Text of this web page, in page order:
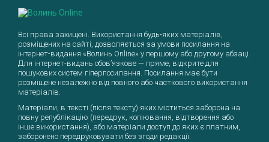
Всі права захищені. Використання будь-яких матеріалів,
розміщених на сайті, дозволяється за умови посилання на
інтернет-видання «Волинь Online» у першому або другому абзаці.
Для інтернет-видань обов’язкове — пряме, відкрите для
пошукових систем гіперпосилання. Посилання має бути
розміщене незалежно від повного або часткового використання
матеріалів.
Матеріали, в тексті (після тексту) яких міститься заборона на
повну републікацію (передрук, копіювання, відтворення або
інше використання), або матеріали доступ до яких є платним,
заборонено передруковувати без згоди редакції.
Повідомити про помилку
Текст, який буде надіслано нашим
редакторам:
Надіслати